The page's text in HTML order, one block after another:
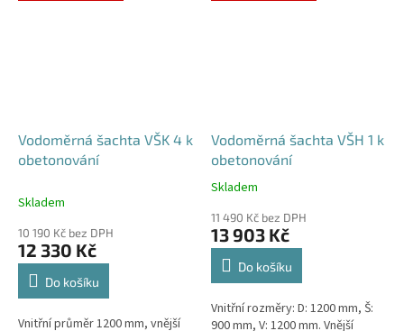
Vodoměrná šachta VŠK 4 k
obetonování
Skladem
10 190 Kč bez DPH
12 330 Kč
Do košíku
Vnitřní průměr 1200 mm, vnější
Vodoměrná šachta VŠH 1 k
obetonování
Průměrné
produktu
je
5,0
hvězdiček.
Skladem
11 490 Kč bez DPH
13 903 Kč
Do košíku
Vnitřní rozměry: D: 1200 mm, Š:
900 mm, V: 1200 mm. Vnější